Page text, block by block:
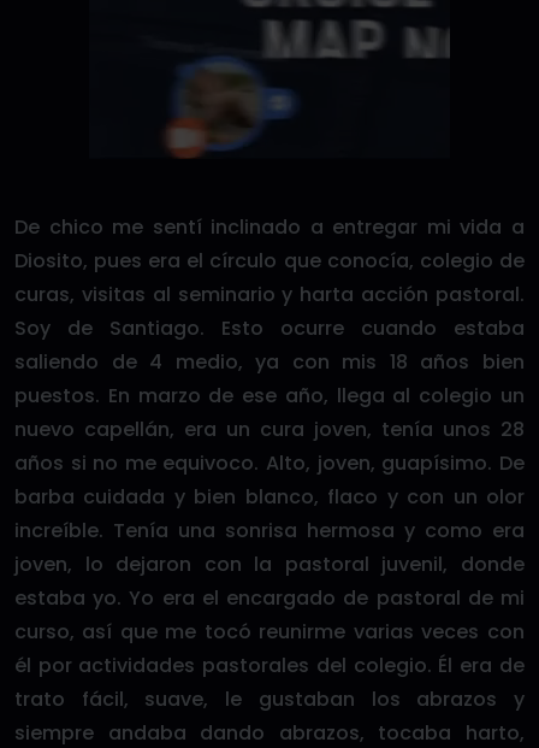
De chico me sentí inclinado a entregar mi vida a
Diosito, pues era el círculo que conocía, colegio de
curas, visitas al seminario y harta acción pastoral.
Soy de Santiago. Esto ocurre cuando estaba
saliendo de 4 medio, ya con mis 18 años bien
puestos. En marzo de ese año, llega al colegio un
nuevo capellán, era un cura joven, tenía unos 28
años si no me equivoco. Alto, joven, guapísimo. De
barba cuidada y bien blanco, flaco y con un olor
increíble. Tenía una sonrisa hermosa y como era
joven, lo dejaron con la pastoral juvenil, donde
estaba yo. Yo era el encargado de pastoral de mi
curso, así que me tocó reunirme varias veces con
él por actividades pastorales del colegio. Él era de
trato fácil, suave, le gustaban los abrazos y
siempre andaba dando abrazos, tocaba harto,